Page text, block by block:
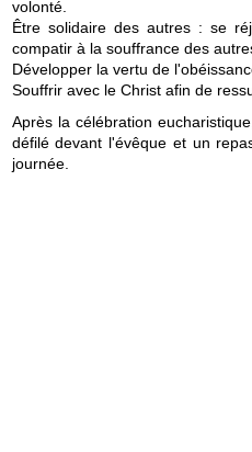
volonté.
Être solidaire des autres : se
compatir à la souffrance des
Développer la vertu de
Souffrir avec le Christ afin de
Après la célébration
défilé devant l'évêque et un
journée.